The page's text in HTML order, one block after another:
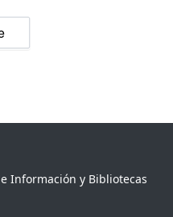
Información y Bibliotecas